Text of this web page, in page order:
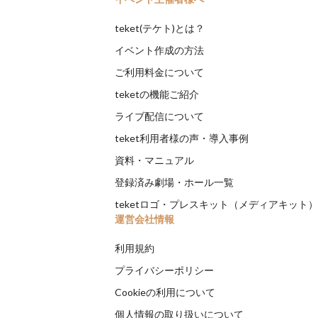
teket(テケト)とは？
イベント作成の方法
ご利用料金について
teketの機能ご紹介
ライブ配信について
teket利用者様の声・導入事例
資料・マニュアル
登録済み劇場・ホール一覧
teketロゴ・プレスキット（メディアキット）
運営会社情報
利用規約
プライバシーポリシー
Cookieの利用について
個人情報の取り扱いについて